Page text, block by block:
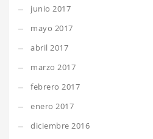
junio 2017
mayo 2017
abril 2017
marzo 2017
febrero 2017
enero 2017
diciembre 2016